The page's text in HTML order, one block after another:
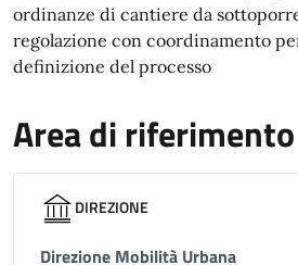
ordinanze di cantiere da
regolazione con coordinamento
definizione del processo
Area di riferimento
DIREZIONE
Direzione Mobilità Urbana